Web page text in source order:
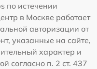
по истечении
в Москве работает
авторизации от
указанные на сайте,
характер и
согласно п. 2 ст. 437